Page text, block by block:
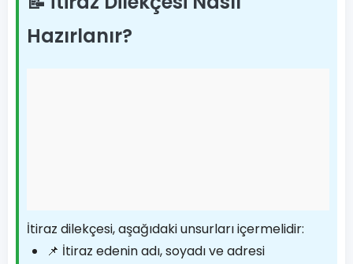
Hazırlanır?
İtiraz dilekçesi, aşağıdaki unsurları içermelidir:
📌 İtiraz edenin adı, soyadı ve adresi